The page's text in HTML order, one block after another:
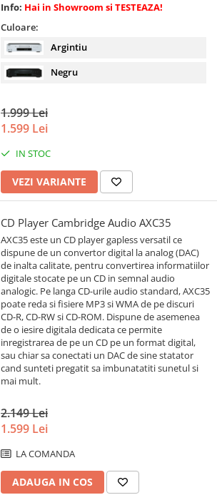
Info: Hai in Showroom si TESTEAZA!
Culoare:
Argintiu
Negru
1.999 Lei
1.599 Lei
IN STOC
VEZI VARIANTE
CD Player Cambridge Audio AXC35
AXC35 este un CD player gapless versatil ce
dispune de un convertor digital la analog (DAC)
de inalta calitate, pentru convertirea informatiilor
digitale stocate pe un CD in semnal audio
analogic. Pe langa CD-urile audio standard, AXC35
poate reda si fisiere MP3 si WMA de pe discuri
CD-R, CD-RW si CD-ROM. Dispune de asemenea
de o iesire digitala dedicata ce permite
inregistrarea de pe un CD pe un format digital,
sau chiar sa conectati un DAC de sine statator
cand sunteti pregatit sa imbunatatiti sunetul si
mai mult.
2.149 Lei
1.599 Lei
LA COMANDA
ADAUGA IN COS